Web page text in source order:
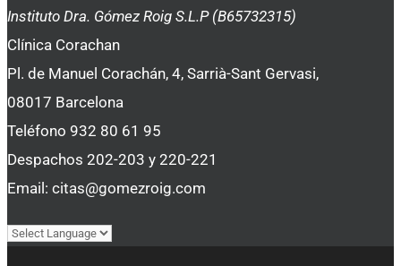
Instituto Dra. Gómez Roig S.L.P (B65732315)
Clínica Corachan
Pl. de Manuel Corachán, 4, Sarrià-Sant Gervasi,
08017 Barcelona
Teléfono 932 80 61 95
Despachos 202-203 y 220-221
Email: citas@gomezroig.com